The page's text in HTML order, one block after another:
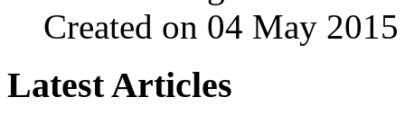
Created on 04 May 2015
Latest Articles